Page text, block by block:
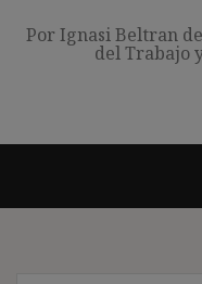
Por Ignasi Beltran
del Trabajo